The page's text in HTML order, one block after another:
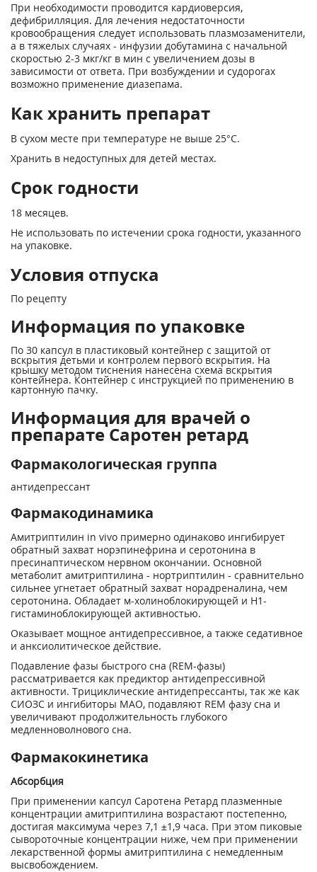
При необходимости проводится кардиоверсия,
дефибрилляция. Для лечения недостаточности
кровообращения следует использовать плазмозаменители,
а в тяжелых случаях - инфузии добутамина с начальной
скоростью 2-3 мкг/кг в мин с увеличением дозы в
зависимости от ответа. При возбуждении и судорогах
возможно применение диазепама.
Как хранить препарат
В сухом месте при температуре не выше 25°С.
Хранить в недоступных для детей местах.
Срок годности
18 месяцев.
Не использовать по истечении срока годности, указанного
на упаковке.
Условия отпуска
По рецепту
Информация по упаковке
По 30 капсул в пластиковый контейнер с защитой от
вскрытия детьми и контролем первого вскрытия. На
крышку методом тиснения нанесена схема вскрытия
контейнера. Контейнер с инструкцией по применению в
картонную пачку.
Информация для врачей о
препарате Саротен ретард
Фармакологическая группа
антидепрессант
Фармакодинамика
Амитриптилин in vivo примерно одинаково ингибирует
обратный захват норэпинефрина и серотонина в
пресинаптическом нервном окончании. Основной
метаболит амитриптилина - нортриптилин - сравнительно
сильнее угнетает обратный захват норадреналина, чем
серотонина. Обладает м-холиноблокирующей и Н1-
гистаминоблокирующей активностью.
Оказывает мощное антидепрессивное, а также седативное
и анксиолитическое действие.
Подавление фазы быстрого сна (REM-фазы)
рассматривается как предиктор антидепрессивной
активности. Трициклические антидепрессанты, так же как
СИОЗС и ингибиторы МАО, подавляют REM фазу сна и
увеличивают продолжительность глубокого
медленноволнового сна.
Фармакокинетика
Абсорбция
При применении капсул Саротена Ретард плазменные
концентрации амитриптилина возрастают постепенно,
достигая максимума через 7,1 ±1,9 часа. При этом пиковые
сывороточные концентрации ниже, чем при применении
лекарственной формы амитриптилина с немедленным
высвобождением.